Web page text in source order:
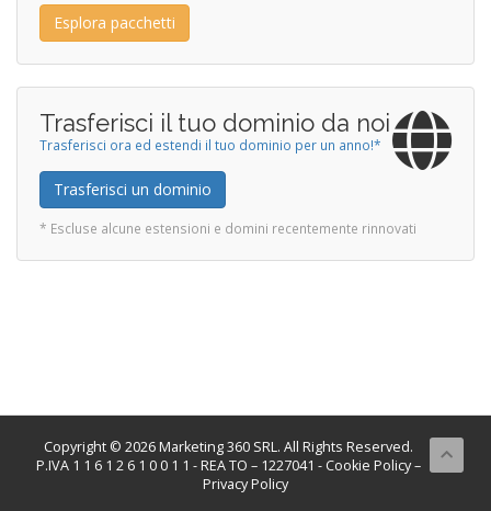
Esplora pacchetti
Trasferisci il tuo dominio da noi
Trasferisci ora ed estendi il tuo dominio per un anno!*
Trasferisci un dominio
* Escluse alcune estensioni e domini recentemente rinnovati
Copyright © 2026 Marketing 360 SRL. All Rights Reserved.
P.IVA 1 1 6 1 2 6 1 0 0 1 1 - REA TO – 1227041 - Cookie Policy–
Privacy Policy